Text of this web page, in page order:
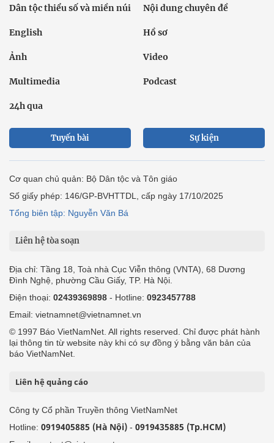
Dân tộc thiểu số và miền núi Nội dung chuyên đề
English Hồ sơ
Ảnh Video
Multimedia Podcast
24h qua
Tuyến bài Sự kiện
Cơ quan chủ quản: Bộ Dân tộc và Tôn giáo
Số giấy phép: 146/GP-BVHTTDL, cấp ngày 17/10/2025
Tổng biên tập: Nguyễn Văn Bá
Liên hệ tòa soạn
Địa chỉ: Tầng 18, Toà nhà Cục Viễn thông (VNTA), 68 Dương
Đình Nghệ, phường Cầu Giấy, TP. Hà Nội.
Điện thoại: 02439369898 - Hotline: 0923457788
Email: vietnamnet@vietnamnet.vn
© 1997 Báo VietNamNet. All rights reserved. Chỉ được phát hành
lại thông tin từ website này khi có sự đồng ý bằng văn bản của
báo VietNamNet.
Liên hệ quảng cáo
Công ty Cổ phần Truyền thông VietNamNet
Hotline: 0919405885 (Hà Nội) - 0919435885 (Tp.HCM)